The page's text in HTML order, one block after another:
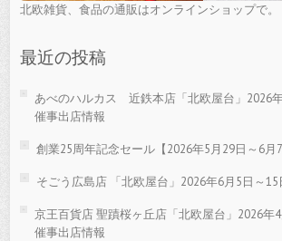
北欧雑貨、食品の通販はオンラインショップで。
最近の投稿
あべのハルカス 近鉄本店「北欧屋台」2026
催事出店情報
創業25周年記念セール【2026年5月29日～6月7
そごう広島店 「北欧屋台」2026年6月5日～
京王百貨店 聖蹟桜ヶ丘店「北欧屋台」2026
催事出店情報